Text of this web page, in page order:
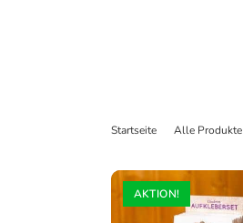
Startseite Alle Produkte
AKTION!